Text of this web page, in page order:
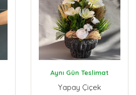
Aynı Gün Teslimat
Yapay Çiçek